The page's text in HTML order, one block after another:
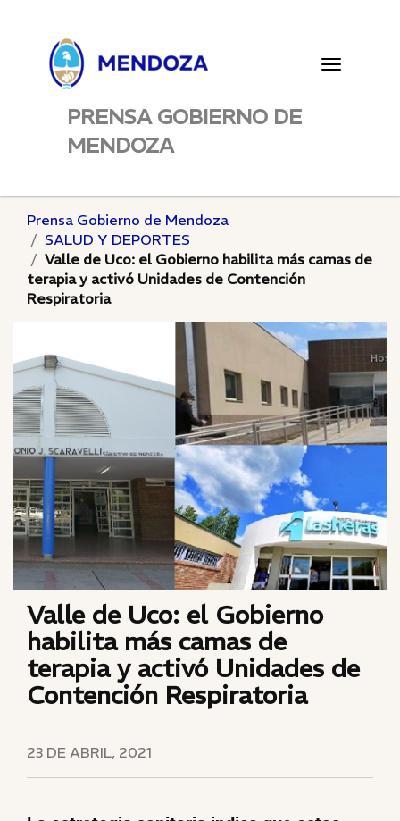
Toggle
PRENSA GOBIERNO DE
MENDOZA
Prensa Gobierno de Mendoza
SALUD Y DEPORTES
Valle de Uco: el Gobierno habilita más camas de
terapia y activó Unidades de Contención
Respiratoria
Valle de Uco: el Gobierno
habilita más camas de
terapia y activó Unidades de
Contención Respiratoria
23 DE ABRIL, 2021